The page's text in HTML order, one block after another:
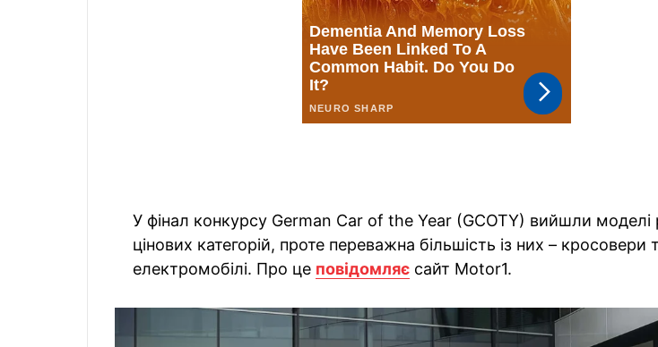
У фінал конкурсу German Car of the Year (GCOTY) вийшли моделі
цінових категорій, проте переважна більшість із них – кросовери
електромобілі. Про це повідомляє сайт Motor1.